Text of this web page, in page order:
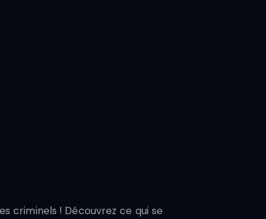
criminels ! Découvrez ce qui se